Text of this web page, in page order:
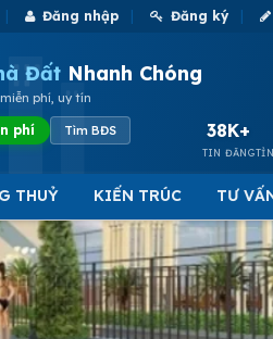
Đăng nhập Đăng ký
Đất Nhanh Chóng
phí, uy tín
phí Tìm BĐS 38K+
TIN ĐĂNG
THUỶ KIẾN TRÚC TƯ